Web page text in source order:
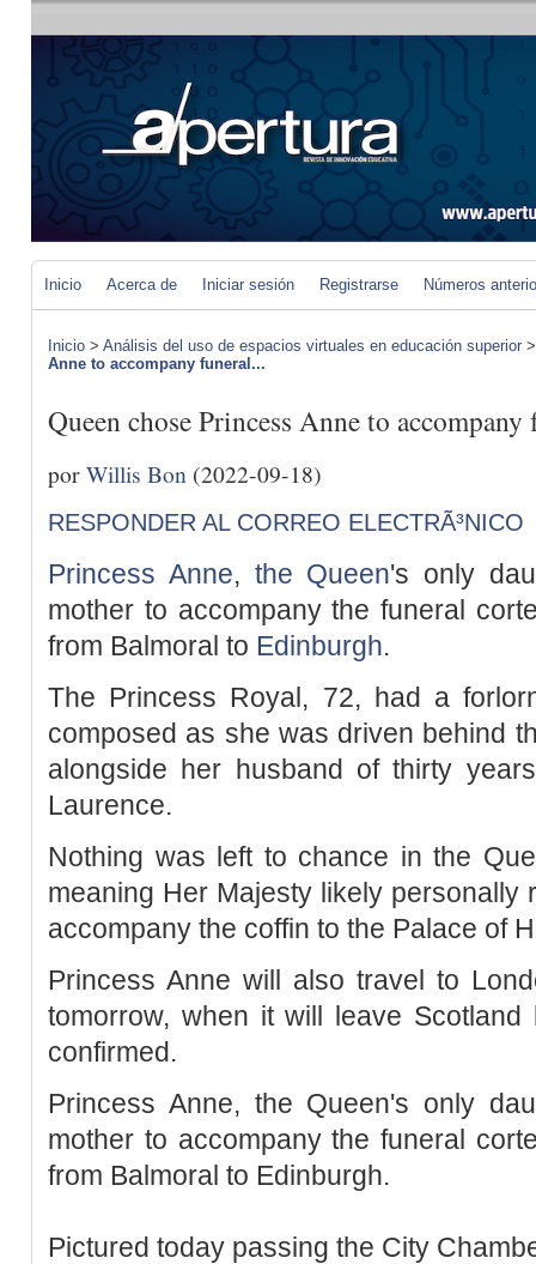
Inicio Acerca de Iniciar sesión Registrarse Números
Inicio > Análisis del uso de espacios virtuales en educación superior
Anne to accompany funeral...
Queen chose Princess Anne to
porWillis Bon (2022-09-18)
RESPONDER AL CORREO ELECTRÃ³NICO
Princess Anne, the Queen's only
mother to accompany the funeral
from Balmoral to Edinburgh.
The Princess Royal, 72, had a
composed as she was driven behind
alongside her husband of thirty
Laurence.
Nothing was left to chance in the
meaning Her Majesty likely personally
accompany the coffin to the Palace of
Princess Anne will also travel to
tomorrow, when it will leave
confirmed.
Princess Anne, the Queen's only
mother to accompany the funeral
from Balmoral to Edinburgh.
Pictured today passing the City